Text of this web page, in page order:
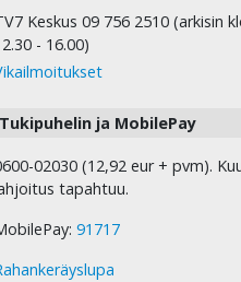
Keskus 09 756 2510 (arkisin
- 16.00)
Tukipuhelin ja MobilePay
02030 (12,92 eur + pvm).
tapahtuu.
91717